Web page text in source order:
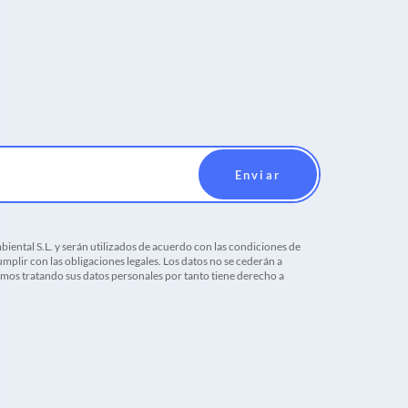
S.L. y serán utilizados de acuerdo con las condiciones de
con las obligaciones legales. Los datos no se cederán a
tratando sus datos personales por tanto tiene derecho a